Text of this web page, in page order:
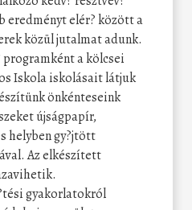
eredményt elér? között a
közül jutalmat adunk.
a kölcsei
Iskola iskolásait látjuk
önkénteseink
újságpapír,
helyben gy?jtött
Az elkészített
gyakorlatokról